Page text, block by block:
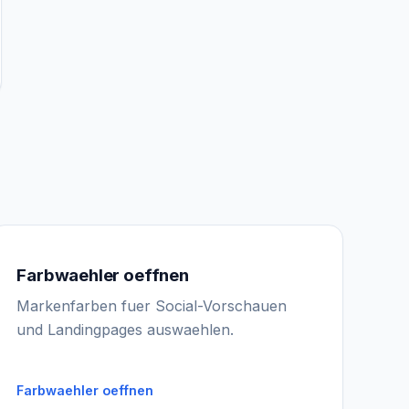
Farbwaehler oeffnen
Markenfarben fuer Social-Vorschauen
und Landingpages auswaehlen.
Farbwaehler oeffnen
IGY Assistent
Online — Fragen Sie mich